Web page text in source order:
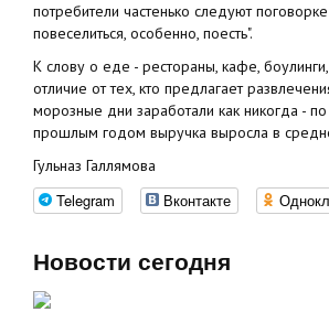
потребители частенько следуют
повеселиться, особенно, поесть".
К слову о еде - рестораны, кафе,
отличие от тех, кто предлагает
морозные дни заработали как никогда -
прошлым годом выручка выросла в
Гульназ Галлямова
Telegram Вконтакте
Новости сегодня